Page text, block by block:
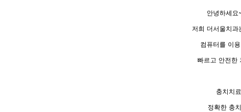
안녕하세
저희 더서울치
컴퓨터를 이
빠르고 안전한
충치치
정확한 충